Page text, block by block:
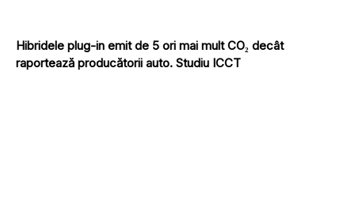
Hibridele plug-in emit de 5 ori mai mult CO₂ decât
raportează producătorii auto. Studiu ICCT